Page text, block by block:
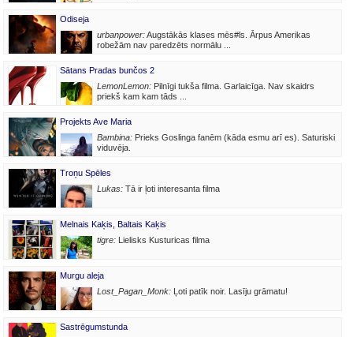
Odiseja
urbanpower:Augstākās klases mēs#ls. Ārpus Amerikas
robežām nav paredzēts normālu ...
Sātans Pradas bunčos 2
LemonLemon: Pilnīgi tukša filma. Garlaicīga. Nav skaidrs
priekš kam kam tāds ...
Projekts Ave Maria
Bambina: Prieks Goslinga fanēm (kāda esmu arī es). Saturiski
viduvēja.
Troņu Spēles
Lukas: Tā ir ļoti interesanta filma
Melnais Kaķis, Baltais Kaķis
tigre: Lielisks Kusturicas filma
Murgu aleja
Lost_Pagan_Monk: Ļoti patīk noir. Lasīju grāmatu!
Sastrēgumstunda